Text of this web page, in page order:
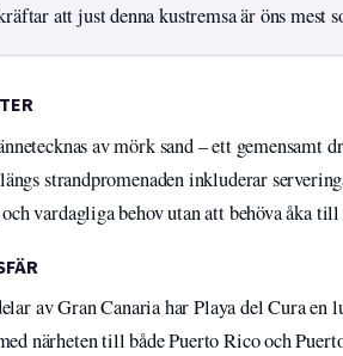
att just denna kustremsa är öns mest
av mörk sand – ett gemensamt
strandpromenaden inkluderar
vardagliga behov utan att behöva åka
av Gran Canaria har Playa del Cura en
närheten till både Puerto Rico och